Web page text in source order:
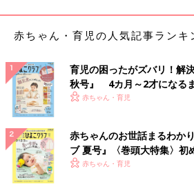
赤ちゃん・育児の人気記事ランキ
育児の困ったがズバリ！解
秋号』 4カ月～2才になる
いっぱい！
赤ちゃん・育児
赤ちゃんのお世話まるわか
ブ 夏号』〈巻頭大特集〉初
く！ おっぱい・ミルクの基
赤ちゃん・育児